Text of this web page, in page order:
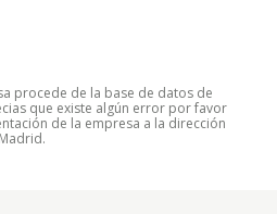
procede de la base de datos de
que existe algún error por favor
de la empresa a la dirección